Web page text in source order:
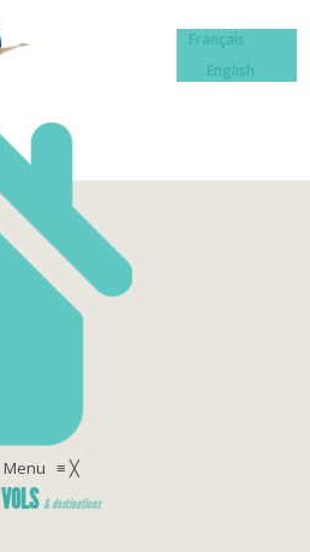
Français
English
Menu ≡╳
VOLS & destinations